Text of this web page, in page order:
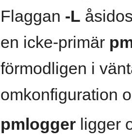
Flaggan -L
en icke-primär
förmodligen i
omkonfiguration
pmlogger ligger